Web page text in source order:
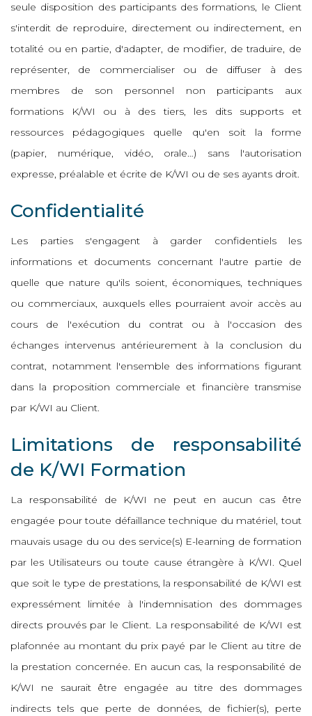
seule disposition des participants des formations, le Client
s'interdit de reproduire, directement ou indirectement, en
totalité ou en partie, d'adapter, de modifier, de traduire, de
représenter, de commercialiser ou de diffuser à des
membres de son personnel non participants aux
formations K/WI ou à des tiers, les dits supports et
ressources pédagogiques quelle qu'en soit la forme
(papier, numérique, vidéo, orale…) sans l'autorisation
expresse, préalable et écrite de K/WI ou de ses ayants droit.
Confidentialité
Les parties s'engagent à garder confidentiels les
informations et documents concernant l'autre partie de
quelle que nature qu'ils soient, économiques, techniques
ou commerciaux, auxquels elles pourraient avoir accès au
cours de l'exécution du contrat ou à l'occasion des
échanges intervenus antérieurement à la conclusion du
contrat, notamment l'ensemble des informations figurant
dans la proposition commerciale et financière transmise
par K/WI au Client.
Limitations de responsabilité
de K/WI Formation
La responsabilité de K/WI ne peut en aucun cas être
engagée pour toute défaillance technique du matériel, tout
mauvais usage du ou des service(s) E-learning de formation
par les Utilisateurs ou toute cause étrangère à K/WI. Quel
que soit le type de prestations, la responsabilité de K/WI est
expressément limitée à l'indemnisation des dommages
directs prouvés par le Client. La responsabilité de K/WI est
plafonnée au montant du prix payé par le Client au titre de
la prestation concernée. En aucun cas, la responsabilité de
K/WI ne saurait être engagée au titre des dommages
indirects tels que perte de données, de fichier(s), perte